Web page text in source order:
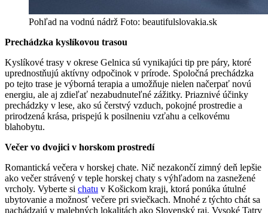
Pohľad na vodnú nádrž Foto: beautifulslovakia.sk
Prechádzka kyslíkovou trasou
Kyslíkové trasy v okrese Gelnica sú vynikajúci tip pre páry, ktoré
uprednostňujú aktívny odpočinok v prírode. Spoločná prechádzka
po tejto trase je výborná terapia a umožňuje nielen načerpať novú
energiu, ale aj zdieľať nezabudnuteľné zážitky. Priaznivé účinky
prechádzky v lese, ako sú čerstvý vzduch, pokojné prostredie a
prirodzená krása, prispejú k posilneniu vzťahu a celkovému
blahobytu.
Večer vo dvojici v horskom prostredí
Romantická večera v horskej chate. Nič nezakončí zimný deň lepšie
ako večer strávený v teple horskej chaty s výhľadom na zasnežené
vrcholy. Vyberte si chatu v Košickom kraji, ktorá ponúka útulné
ubytovanie a možnosť večere pri sviečkach. Mnohé z týchto chát sa
nachádzajú v malebných lokalitách ako Slovenský raj, Vysoké Tatry